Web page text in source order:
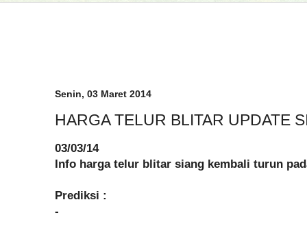
Senin, 03 Maret 2014
HARGA TELUR BLITAR UPDATE
03/03/14
Info harga telur blitar siang kembali turun
Prediksi :
-